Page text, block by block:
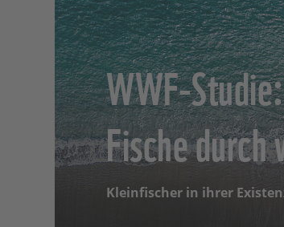
WWF-
Fische
Kleinfischer in ihrer